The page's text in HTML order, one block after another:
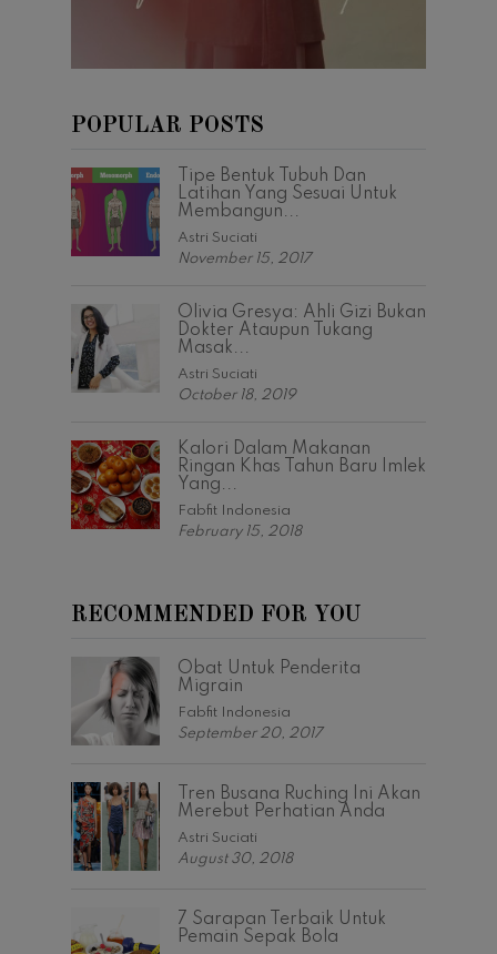
POPULAR POSTS
Tipe Bentuk Tubuh Dan
Latihan Yang Sesuai Untuk
Membangun...
Astri Suciati
November 15, 2017
Olivia Gresya: Ahli Gizi Bukan
Dokter Ataupun Tukang
Masak...
Astri Suciati
October 18, 2019
Kalori Dalam Makanan
Ringan Khas Tahun Baru Imlek
Yang...
Fabfit Indonesia
February 15, 2018
RECOMMENDED FOR YOU
Obat Untuk Penderita
Migrain
Fabfit Indonesia
September 20, 2017
Tren Busana Ruching Ini Akan
Merebut Perhatian Anda
Astri Suciati
August 30, 2018
7 Sarapan Terbaik Untuk
Pemain Sepak Bola